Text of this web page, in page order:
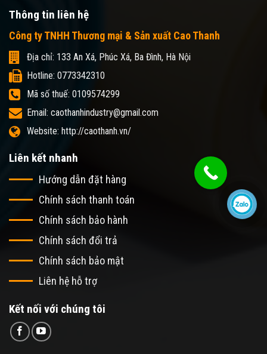
Thông tin liên hệ
Công ty TNHH Thương mại & Sản xuất Cao Thanh
Địa chỉ: 133 An Xá, Phúc Xá, Ba Đình, Hà Nội
Hotline: 0773342310
Mã số thuế: 0109574299
Email: caothanhindustry@gmail.com
Website: http://caothanh.vn/
Liên kết nhanh
Hướng dẫn đặt hàng
Chính sách thanh toán
Chính sách bảo hành
Chính sách đổi trả
Chính sách bảo mật
Liên hệ hỗ trợ
Kết nối với chúng tôi